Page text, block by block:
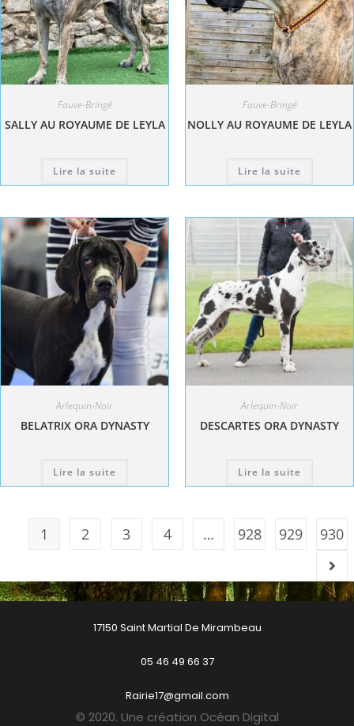
Fauve-Bringé
SALLY AU ROYAUME DE LEYLA
Lire la suite
Fauve-Bringé
NOLLY AU ROYAUME DE LEYLA
Lire la suite
Arlequin-Noir
BELATRIX ORA DYNASTY
Lire la suite
Arlequin-Noir
DESCARTES ORA DYNASTY
Lire la suite
1 2 3 4 … 928 929 930
17150 Saint Martial De Mirambeau
05 46 49 66 37
Rairie17@gmail.com
© 2020. Une création Océan Digital